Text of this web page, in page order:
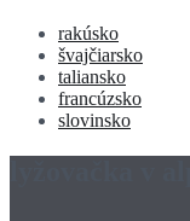
rakúsko
švajčiarsko
taliansko
francúzsko
slovinsko